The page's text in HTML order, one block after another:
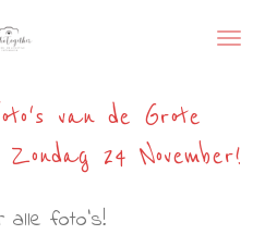
van de Grote
24 November!
alle foto's!